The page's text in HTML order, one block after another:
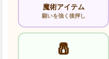
魔術アイテム
願いを強く後押し
🧂